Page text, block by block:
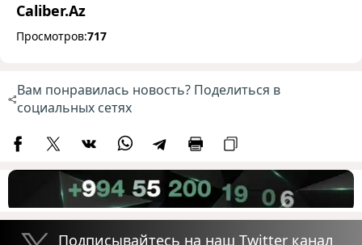
Caliber.Az
Просмотров:717
Вам понравилась новость? Поделиться в
социальных сетях
Подписывайтесь на наш Twitter канал